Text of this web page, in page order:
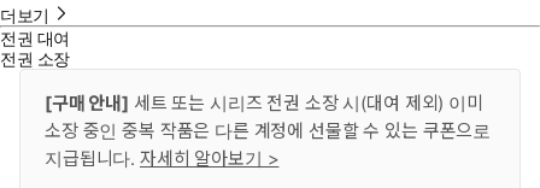
더보기
전권 대여
전권 소장
[구매 안내] 세트 또는 시리즈 전권 소장 시(대여 제외) 이미
소장 중인 중복 작품은 다른 계정에 선물할 수 있는 쿠폰으로
지급됩니다. 자세히 알아보기 >